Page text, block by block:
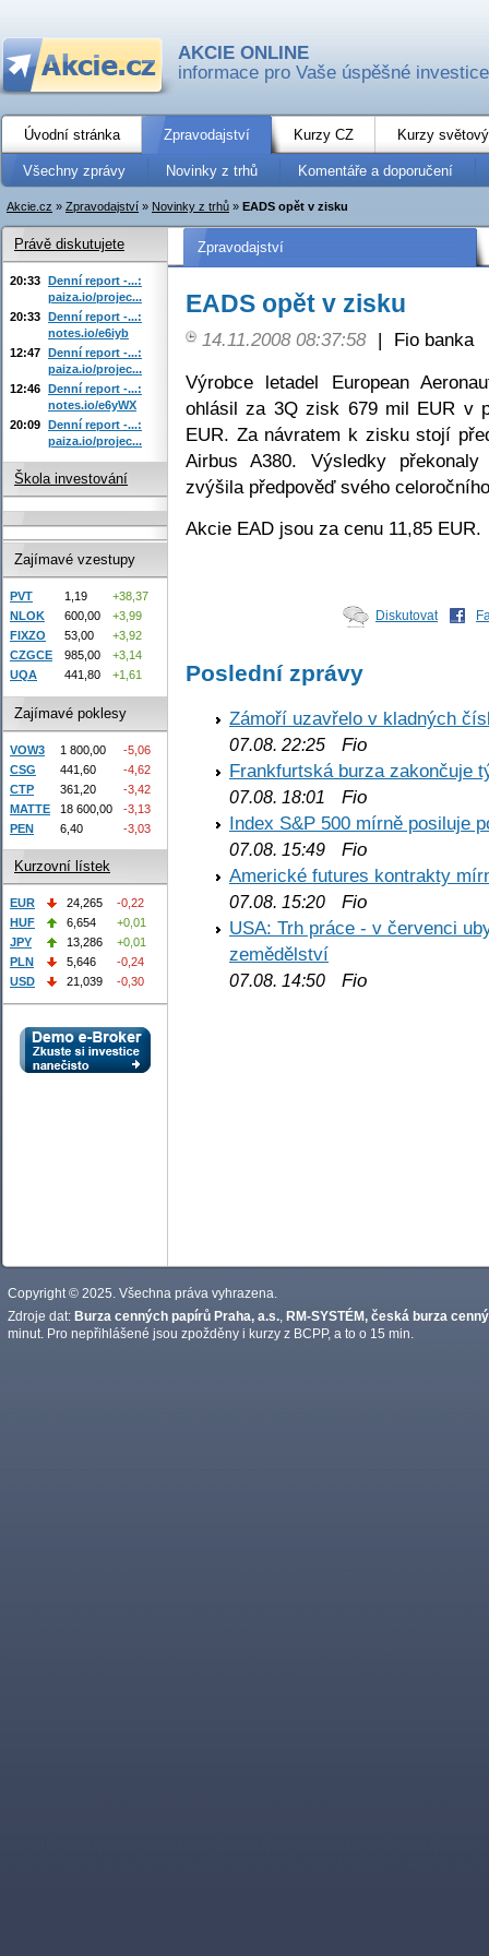
AKCIE ONLINE
informace pro Vaše úspěšné investice
Úvodní stránka Zpravodajství Kurzy CZ Kurzy
Všechny zprávy Novinky z trhů Komentáře a doporučení
Akcie.cz » Zpravodajství » Novinky z trhů » EADS opět v zisku
Zpravodajství
EADS opět v zisku
14.11.2008 08:37:58 |
Fio banka
Výrobce letadel European
ohlásil za 3Q zisk 679 mil EUR v
EUR. Za návratem k zisku stojí
Airbus A380. Výsledky
zvýšila předpověď svého
Akcie EAD jsou za cenu 11,85 EUR.
Diskutovat
Poslední zprávy
Zámoří uzavřelo v kladných
07.08. 22:25 Fio
Frankfurtská burza zakončuje
07.08. 18:01
Fio
Index S&P 500 mírně posiluje
07.08. 15:49 Fio
Americké futures kontrakty
07.08. 15:20 Fio
USA: Trh práce - v červenci
zemědělství
07.08. 14:50 Fio
Právě diskutujete
20:33 Denní report -...:
paiza.io/projec...
20:33 Denní report -...:
notes.io/e6iyb
12:47 Denní report -...:
paiza.io/projec...
12:46 Denní report -...:
notes.io/e6yWX
20:09 Denní report -...:
paiza.io/projec...
Škola investování
Zajímavé vzestupy
PVT 1,19
+38,37
NLOK
600,00
+3,99
FIXZO
53,00
+3,92
CZGCE
985,00
+3,14
UQA
441,80 +1,61
Zajímavé poklesy
VOW3 1 800,00
-5,06
CSG
441,60
-4,62
CTP
361,20
-3,42
MATTE
18 600,00
-3,13
PEN
6,40 -3,03
Kurzovní lístek
EUR 24,265
-0,22
HUF
6,654
+0,01
JPY
13,286
+0,01
PLN
5,646
-0,24
USD
21,039 -0,30
Copyright © 2025. Všechna práva vyhrazena.
Zdroje dat: Burza cenných papírů Praha, a.s. RM-SYSTÉM, česká burza
minut. Pro nepřihlášené jsou zpožděny i kurzy z BCPP, a to o 15 min.